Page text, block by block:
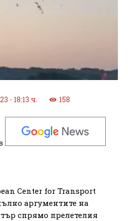
- 18:13 ч. 158
Center for Transport
аргументите на
спрямо прелетелия